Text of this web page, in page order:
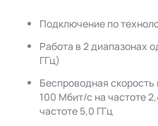
Подключение по
Работа в 2 диапазонах
ГГц)
Беспроводная
100 Мбит/с на частоте
частоте 5,0 ГГц